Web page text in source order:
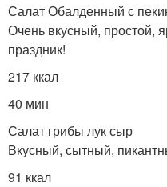
Салат Обалденный с
Очень вкусный, простой,
праздник!
217 ккал
40 мин
Салат грибы лук сыр
Вкусный, сытный,
91 ккал